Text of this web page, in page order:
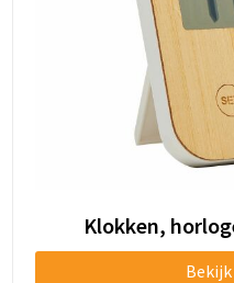
Klokken,